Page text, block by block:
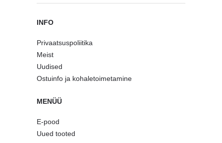
INFO
Privaatsuspoliitika
Meist
Uudised
Ostuinfo ja kohaletoimetamine
MENÜÜ
E-pood
Uued tooted